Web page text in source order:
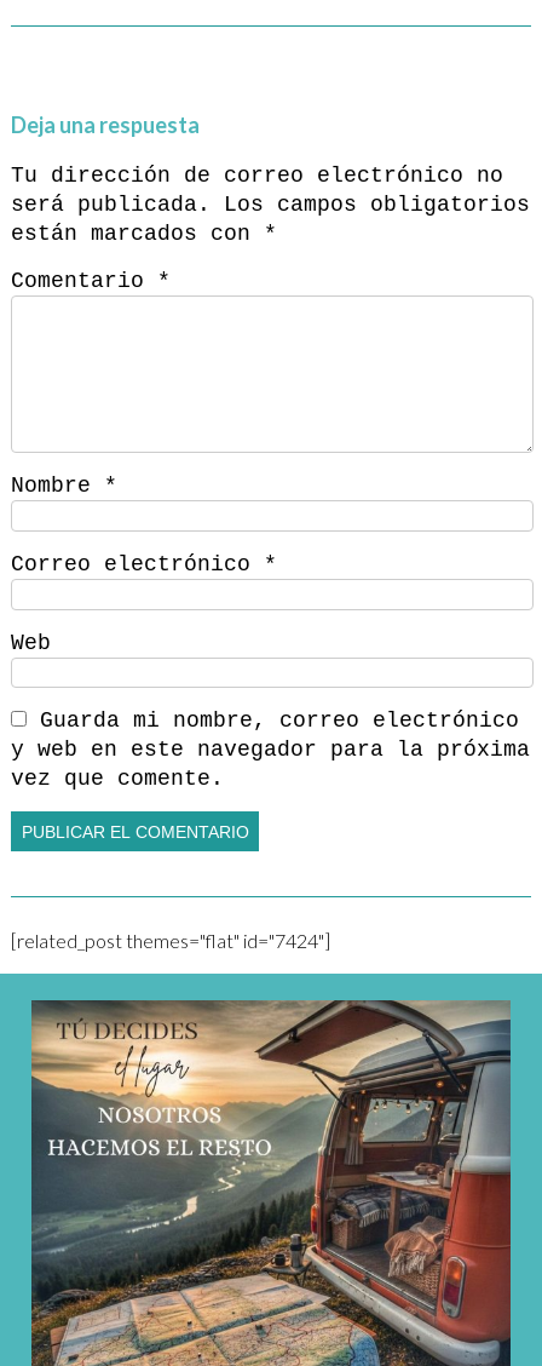
Deja una respuesta
Tu dirección de correo electrónico no
será publicada.
Los campos obligatorios
están marcados con
*
Comentario
*
Nombre *
Correo electrónico *
Web
Guarda mi nombre, correo electrónico
y web en este navegador para la próxima
vez que comente.
[related_post themes="flat" id="7424"]